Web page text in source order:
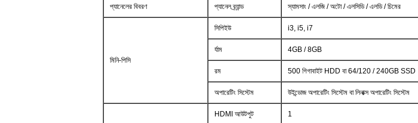
প্যানেলের বিবরণ প্যানেল ব্র্যান্ড স্যামসাং / এলজি / অটো / এলসিডি / এলডি / চিমের
মিনি-পিসি
সিপিইউ i3, i5, i7
র্যাম 4GB / 8GB
রম 500 গিগাবাইট HDD বা 64/120 / 240GB SSD
অপারেটিং সিস্টেম উইন্ডোজ অপারেটিং সিস্টেম বা লিনাক্স অপারেটিং সিস্টেম
HDMI আউটপুট 1